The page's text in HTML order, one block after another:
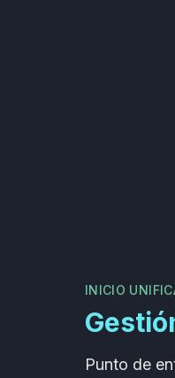
INICIO
Punto de